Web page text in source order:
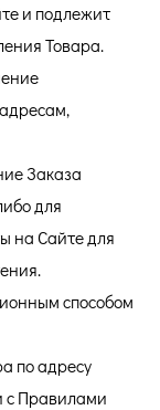
и подлежит
Товара.
Заказа
для
на Сайте для
способом
по адресу
с Правилами